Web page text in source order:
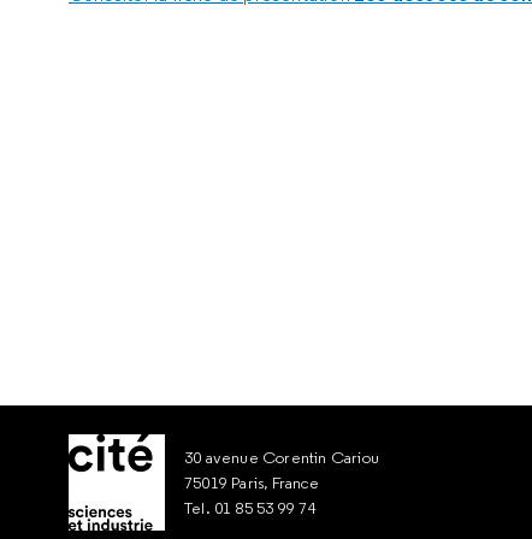
30 avenue Corentin Cariou
75019 Paris, France
Tel. 01 85 53 99 74